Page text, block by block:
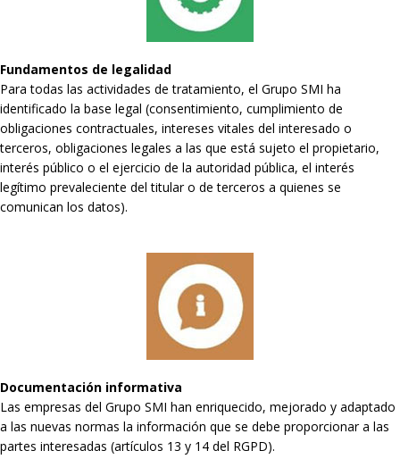
Fundamentos de legalidad
Para todas las actividades de tratamiento, el Grupo SMI ha
identificado la base legal (consentimiento, cumplimiento de
obligaciones contractuales, intereses vitales del interesado o
terceros, obligaciones legales a las que está sujeto el propietario,
interés público o el ejercicio de la autoridad pública, el interés
legítimo prevaleciente del titular o de terceros a quienes se
comunican los datos).
Documentación informativa
Las empresas del Grupo SMI han enriquecido, mejorado y adaptado
a las nuevas normas la información que se debe proporcionar a las
partes interesadas (artículos 13 y 14 del RGPD).